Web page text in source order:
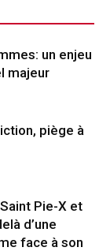
un enjeu
majeur
piège à
Pie-X et
d’une
face à son